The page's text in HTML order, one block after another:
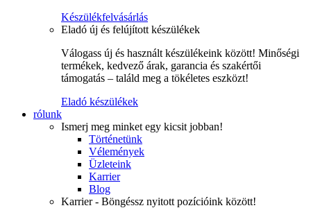
Készülékfelvásárlás
Eladó új és felújított készülékek
Válogass új és használt készülékeink között! Minőségi
termékek, kedvező árak, garancia és szakértői
támogatás – találd meg a tökéletes eszközt!
Eladó készülékek
rólunk
Ismerj meg minket egy kicsit jobban!
Történetünk
Vélemények
Üzleteink
Karrier
Blog
Karrier - Böngéssz nyitott pozícióink között!